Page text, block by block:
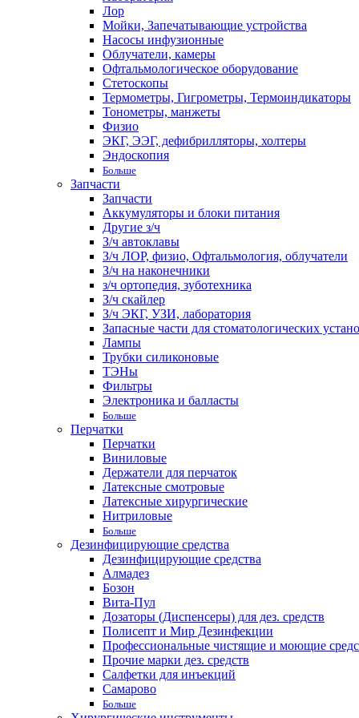
Лор
Мойки, Запечатывающие устройства
Насосы инфузионные
Облучатели, камеры
Офтальмологическое оборудование
Стетоскопы
Термометры, Гигрометры, Термоиндикаторы
Тонометры, манжеты
Физио
ЭКГ, ЭЭГ, дефибрилляторы, холтеры
Эндоскопия
Больше
Запчасти
Запчасти
Аккумуляторы и блоки питания
Другие з/ч
З/ч автоклавы
З/ч ЛОР, физио, Офтальмология, облучатели
З/ч на наконечники
з/ч ортопедия, зуботехника
З/ч скайлер
З/ч ЭКГ, УЗИ, лаборатория
Запасные части для стоматологических
Лампы
Трубки силиконовые
ТЭНы
Фильтры
Электроника и балласты
Больше
Перчатки
Перчатки
Виниловые
Держатели для перчаток
Латексные смотровые
Латексные хирургические
Нитриловые
Больше
Дезинфицирующие средства
Дезинфицирующие средства
Алмадез
Бозон
Вита-Пул
Дозаторы (Диспенсеры) для дез. средств
Полисепт и Мир Дезинфекции
Профессиональные чистящие и моющие
Прочие марки дез. средств
Салфетки для инъекций
Самарово
Больше